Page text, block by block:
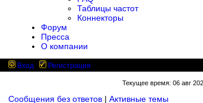
Таблицы частот
Коннекторы
Форум
Пресса
О компании
Вход Регистрация
Текущее время: 06 авг
Сообщения без ответов | Активные темы